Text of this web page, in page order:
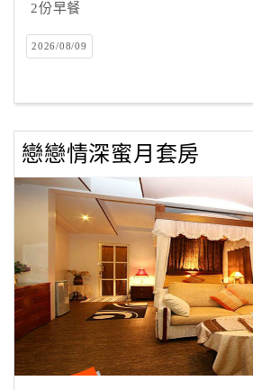
訂
房
Q&A
旅
卡
訂
請
款
據
合
2份早餐
2026/08/09
戀戀情深蜜月套房